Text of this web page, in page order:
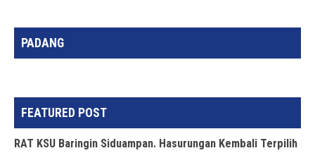
PADANG
FEATURED POST
RAT KSU Baringin Siduampan. Hasurungan Kembali Terpilih